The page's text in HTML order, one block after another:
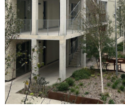
automatique. Espaces verts
de terrasses privatives. Les lots
variées à partir de 48 m²
complet), permettant aussi bien
individuels que de maisons de
d'appels etc.... Un emplacement
et innovant dédié à la santé :
Marie Curie, ROUEN.
immédiate des transports en
routiers. Environnement médical
VOIR LE